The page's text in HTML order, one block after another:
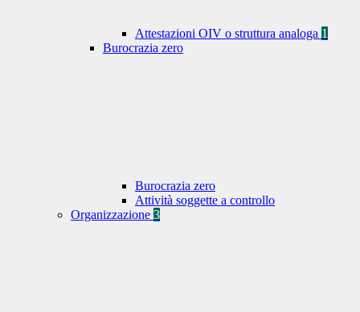
Attestazioni OIV o struttura analoga 1
Burocrazia zero
Burocrazia zero
Attività soggette a controllo
Organizzazione 3